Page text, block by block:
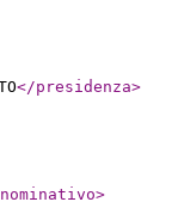
</presidenza>
>